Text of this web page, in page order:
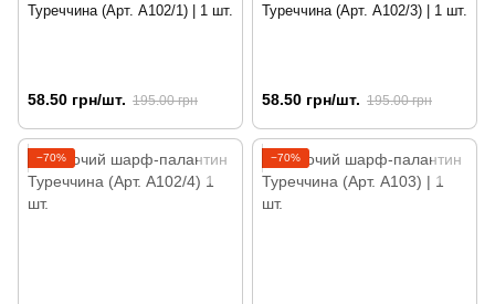
Туреччина (Арт. A102/1) | 1 шт.
58.50 грн/шт. 195.00 грн
Туреччина (Арт. A102/3) | 1 шт.
58.50 грн/шт. 195.00 грн
−70% −70%